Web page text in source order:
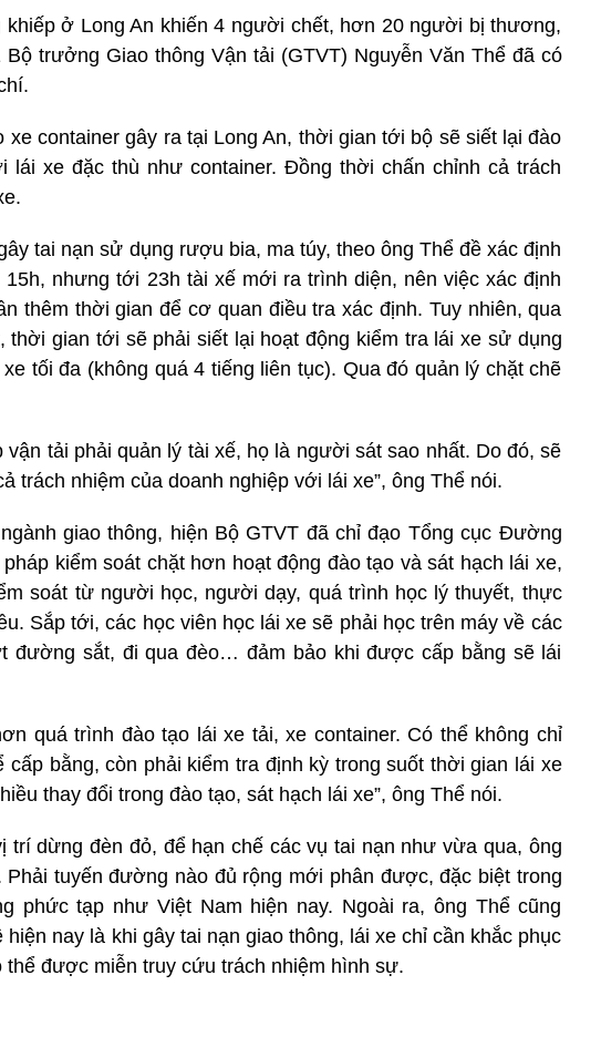
khiếp ở Long An khiến 4 người chết, hơn 20 người bị thương,
trưởng Giao thông Vận tải (GTVT) Nguyễn Văn Thể đã có
container gây ra tại Long An, thời gian tới bộ sẽ siết lại đào
lái xe đặc thù như container. Đồng thời chấn chỉnh cả trách
tai nạn sử dụng rượu bia, ma túy, theo ông Thể đề xác định
nhưng tới 23h tài xế mới ra trình diện, nên việc xác định
thêm thời gian để cơ quan điều tra xác định. Tuy nhiên, qua
thời gian tới sẽ phải siết lại hoạt động kiểm tra lái xe sử dụng
tối đa (không quá 4 tiếng liên tục). Qua đó quản lý chặt chẽ
vận tải phải quản lý tài xế, họ là người sát sao nhất. Do đó, sẽ
trách nhiệm của doanh nghiệp với lái xe”, ông Thể nói.
giao thông, hiện Bộ GTVT đã chỉ đạo Tổng cục Đường
kiểm soát chặt hơn hoạt động đào tạo và sát hạch lái xe,
soát từ người học, người dạy, quá trình học lý thuyết, thực
Sắp tới, các học viên học lái xe sẽ phải học trên máy về các
đường sắt, đi qua đèo… đảm bảo khi được cấp bằng sẽ lái
quá trình đào tạo lái xe tải, xe container. Có thể không chỉ
cấp bằng, còn phải kiểm tra định kỳ trong suốt thời gian lái xe
thay đổi trong đào tạo, sát hạch lái xe”, ông Thể nói.
trí dừng đèn đỏ, để hạn chế các vụ tai nạn như vừa qua, ông
Phải tuyến đường nào đủ rộng mới phân được, đặc biệt trong
phức tạp như Việt Nam hiện nay. Ngoài ra, ông Thể cũng
nay là khi gây tai nạn giao thông, lái xe chỉ cần khắc phục
được miễn truy cứu trách nhiệm hình sự.